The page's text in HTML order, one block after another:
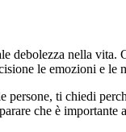
debolezza nella
le emozioni e le
ti chiedi
che è